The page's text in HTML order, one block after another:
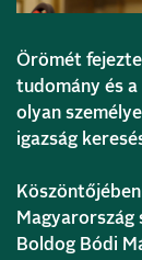
Örömét
tudomány és
olyan
igazság
Magyarország
Boldog Bódi